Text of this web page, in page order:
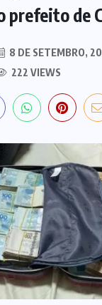
prefeito de
8 DE SETEMBRO,
222 VIEWS